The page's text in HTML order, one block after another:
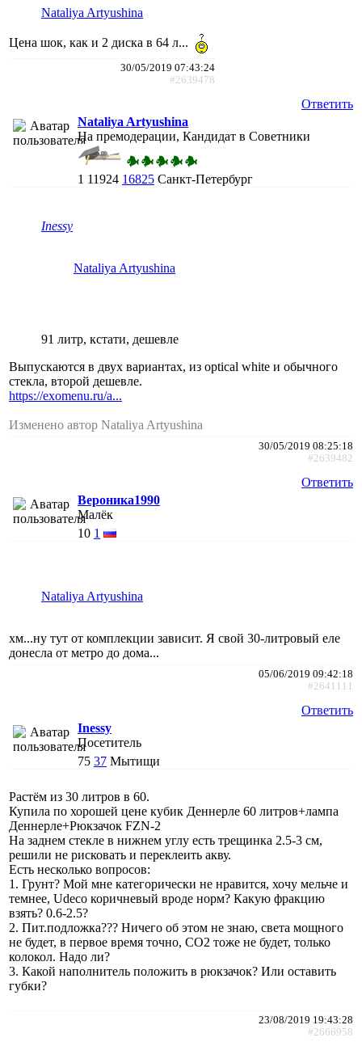
Nataliya Artyushina
Цена шок, как и 2 диска в 64 л...
30/05/2019 07:43:24
#2639478
Ответить
Nataliya Artyushina
На премодерации, Кандидат в Советники
1 11924 16825 Санкт-Петербург
Inessy
Nataliya Artyushina
91 литр, кстати, дешевле
Выпускаются в двух вариантах, из optical white и обычного
стекла, второй дешевле.
https://exomenu.ru/a...
Изменено автор Nataliya Artyushina
30/05/2019 08:25:18
#2639482
Ответить
Вероника1990
Малёк
10 1
Nataliya Artyushina
хм...ну тут от комплекции зависит. Я свой 30-литровый еле
донесла от метро до дома...
05/06/2019 09:42:18
#2641111
Ответить
Inessy
Посетитель
75 37 Мытищи
Растём из 30 литров в 60.
Купила по хорошей цене кубик Деннерле 60 литров+лампа
Деннерле+Рюкзачок FZN-2
На заднем стекле в нижнем углу есть трещинка 2.5-3 см,
решили не рисковать и переклеить акву.
Есть несколько вопросов:
1. Грунт? Мой мне категорически не нравится, хочу мельче и
темнее, Udeco коричневый вроде норм? Какую фракцию
взять? 0.6-2.5?
2. Пит.подложка??? Ничего об этом не знаю, света мощного
не будет, в первое время точно, СО2 тоже не будет, только
колокол. Надо ли?
3. Какой наполнитель положить в рюкзачок? Или оставить
губки?
23/08/2019 19:43:28
#2666958